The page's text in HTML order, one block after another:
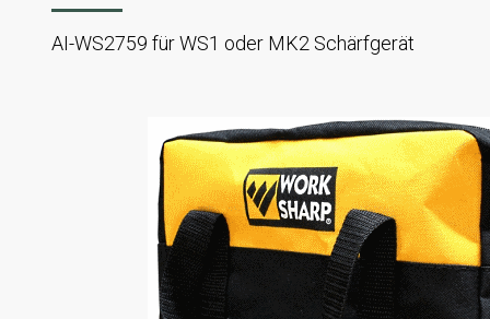
AI-WS2759 für WS1 oder MK2 Schärfgerät